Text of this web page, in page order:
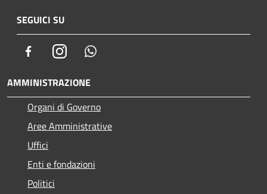
SEGUICI SU
FacebookInstagram
AMMINISTRAZIONE
Organi di Governo
Aree Amministrative
Uffici
Enti e fondazioni
Politici